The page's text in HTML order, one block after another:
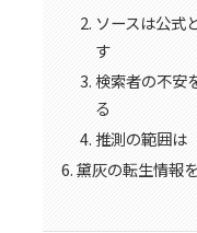
ソースは公式
す
検索者の不安
る
推測の範囲は
黛灰の転生情報